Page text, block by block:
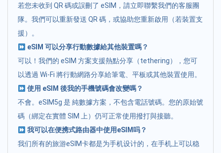
若您未收到 QR 碼或誤刪了 eSIM，請立即聯繫我們的客服團
隊。我們可以重新發送 QR 碼，或協助您重新啟用（若裝置支
援）。
eSIM 可以分享行動數據給其他裝置嗎？
可以！我們的 eSIM 方案支援熱點分享（tethering），您可
以透過 Wi-Fi 將行動網路分享給筆電、平板或其他裝置使用。
使用 eSIM 後我的手機號碼會改變嗎？
不會。eSIM5g 是 純數據方案，不包含電話號碼。您的原始號
碼（綁定在實體 SIM 上）仍可正常使用撥打與接聽。
我可以在便携式路由器中使用eSIM吗？
我们所有的旅游eSIM卡都是为手机设计的，在手机上可以稳